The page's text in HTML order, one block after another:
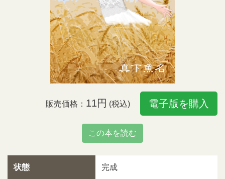
販売価格： 11円 (税込) 電子版を購入
この本を読む
状態 完成